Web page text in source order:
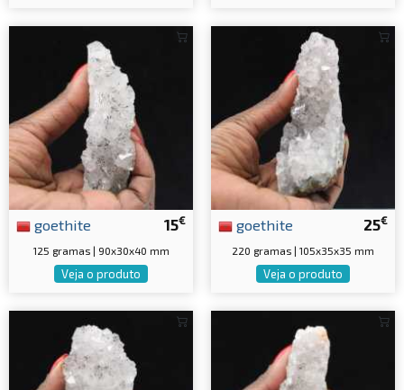
15€
goethite
125 gramas | 90x30x40 mm
Veja o produto
25€
goethite
220 gramas | 105x35x35 mm
Veja o produto